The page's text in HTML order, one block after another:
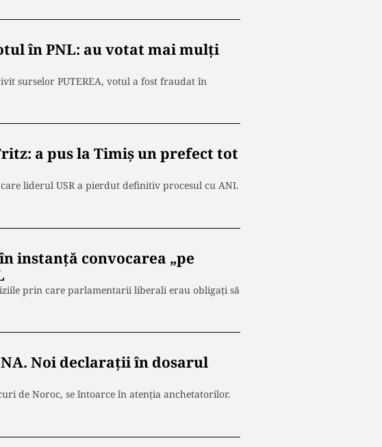
în PNL: au votat mai mulți
surselor PUTEREA, votul a fost fraudat în
a pus la Timiș un prefect tot
liderul USR a pierdut definitiv procesul cu ANI.
instanță convocarea „pe
prin care parlamentarii liberali erau obligați să
Noi declarații în dosarul
de Noroc, se întoarce în atenția anchetatorilor.